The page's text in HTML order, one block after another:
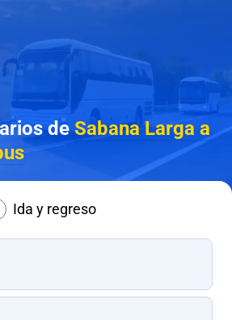
deSabana Larga a
Ida y regreso